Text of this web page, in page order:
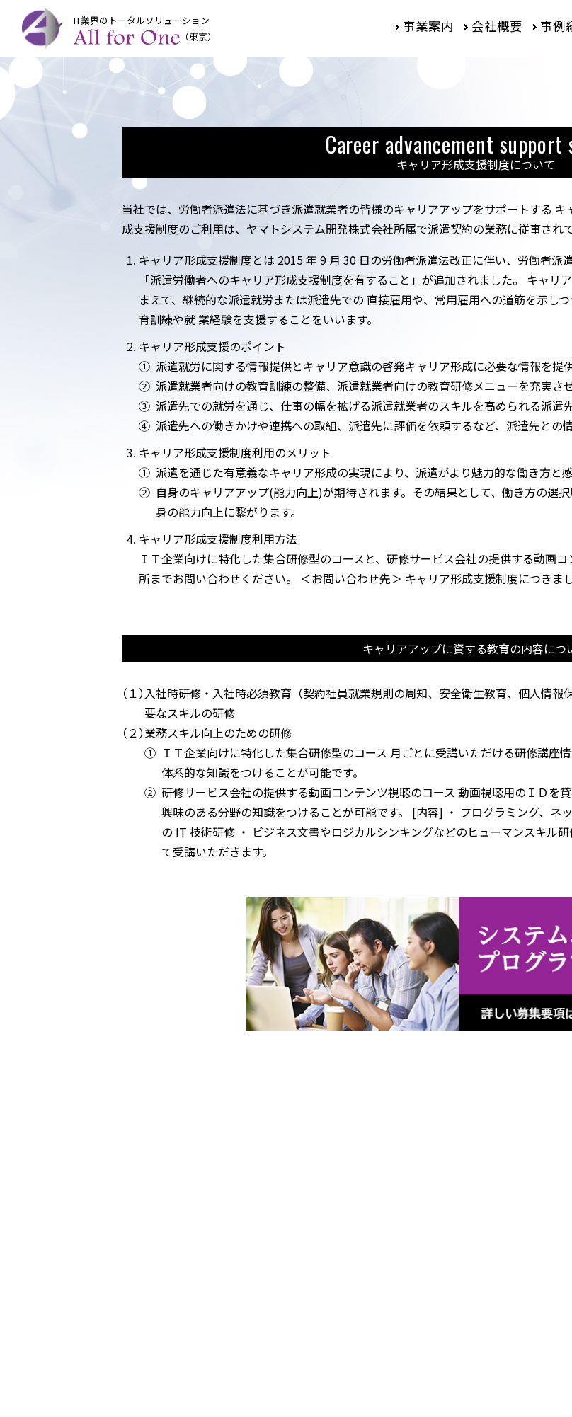
IT業界のトータルソリューション
（東京）
事業案内 会社概要 事例
Career advancement support
キャリア形成支援制度について
当社では、労働者派遣法に基づき派遣就業者の皆様のキャリアアップをサポートする
成支援制度のご利用は、ヤマトシステム開発株式会社所属で派遣契約の業務に従事され
キャリア形成支援制度とは 2015 年 9 月 30 日の労働者派遣法改正に伴い、労働者派
「派遣労働者へのキャリア形成支援制度を有すること」が追加されました。 キャ
まえて、継続的な派遣就労または派遣先での 直接雇用や、常用雇用への道筋を示し
育訓練や就 業経験を支援することをいいます。
キャリア形成支援のポイント
① 派遣就労に関する情報提供とキャリア意識の啓発キャリア形成に必要な情報を提供
② 派遣就業者向けの教育訓練の整備、派遣就業者向けの教育研修メニューを充実させ
③ 派遣先での就労を通じ、仕事の幅を拡げる派遣就業者のスキルを高められる派遣
④ 派遣先への働きかけや連携への取組、派遣先に評価を依頼するなど、派遣先との
キャリア形成支援制度利用のメリット
① 派遣を通じた有意義なキャリア形成の実現により、派遣がより魅力的な働き方と感
② 自身のキャリアアップ(能力向上)が期待されます。その結果として、働き方の選
身の能力向上に繋がります。
キャリア形成支援制度利用方法
ＩＴ企業向けに特化した集合研修型のコースと、研修サービス会社の提供する動画
所までお問い合わせください。 ＜お問い合わせ先＞ キャリア形成支援制度につきま
キャリアアップに資する教育の内容につ
（１）入社時研修・入社時必須教育（契約社員就業規則の周知、安全衛生教育、個人情
要なスキルの研修
（２）業務スキル向上のための研修
① ＩＴ企業向けに特化した集合研修型のコース 月ごとに受講いただける研修講座
体系的な知識をつけることが可能です。
② 研修サービス会社の提供する動画コンテンツ視聴のコース 動画視聴用のＩＤを
興味のある分野の知識をつけることが可能です。 [内容] ・ プログラミング、ネ
の IT 技術研修 ・ ビジネス文書やロジカルシンキングなどのヒューマンスキル
て受講いただきます。